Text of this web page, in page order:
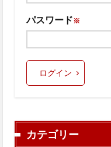
パスワード※
ログイン
カテゴリー